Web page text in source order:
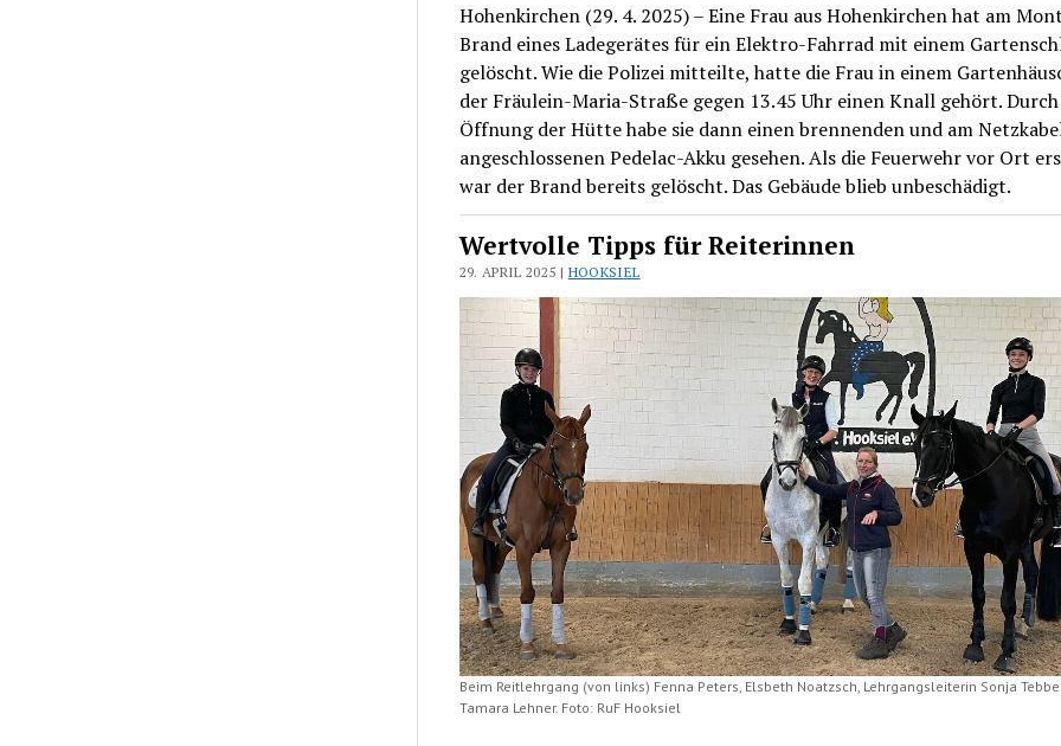
Hohenkirchen (29. 4. 2025) – Eine Frau aus Hohenkirchen hat am
Brand eines Ladegerätes für ein Elektro-Fahrrad mit einem
gelöscht. Wie die Polizei mitteilte, hatte die Frau in einem
der Fräulein-Maria-Straße gegen 13.45 Uhr einen Knall gehört.
Öffnung der Hütte habe sie dann einen brennenden und am
angeschlossenen Pedelac-Akku gesehen. Als die Feuerwehr vor Ort
war der Brand bereits gelöscht. Das Gebäude blieb unbeschädigt.
Wertvolle Tipps für Reiterinnen
29. APRIL 2025 | HOOKSIEL
Beim Reitlehrgang (von links) Fenna Peters, Elsbeth Noatzsch, Lehrgangsleiterin Sonja
Tamara Lehner. Foto: RuF Hooksiel